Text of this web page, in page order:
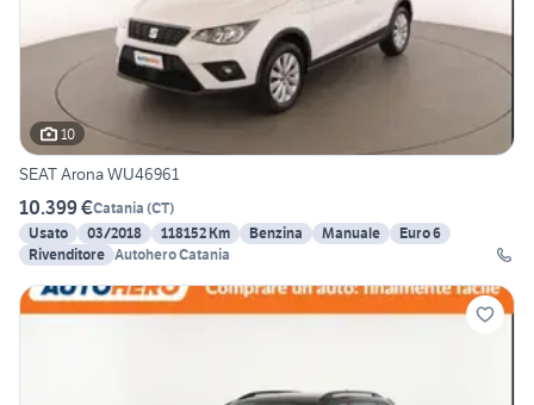
10
SEAT Arona WU46961
10.399 €Catania (CT)
Usato
03/2018 118152 Km Benzina Manuale
Euro 6
Rivenditore Autohero Catania